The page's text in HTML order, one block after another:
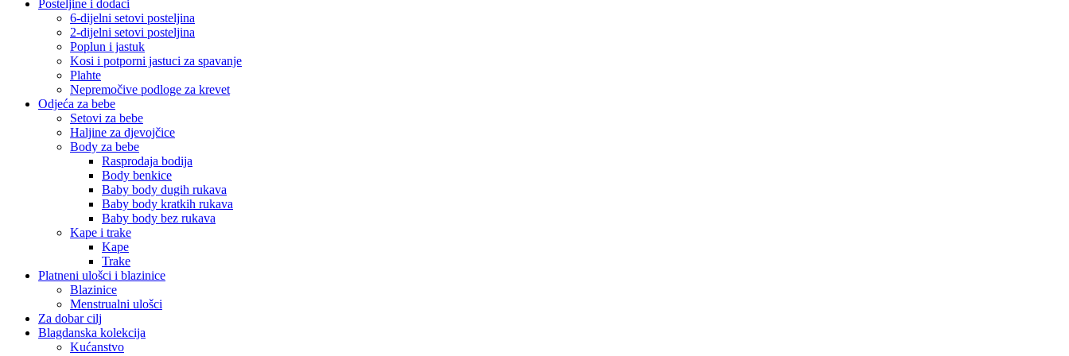
Posteljine i dodaci
6-dijelni setovi posteljina
2-dijelni setovi posteljina
Poplun i jastuk
Kosi i potporni jastuci za spavanje
Plahte
Nepremočive podloge za krevet
Odjeća za bebe
Setovi za bebe
Haljine za djevojčice
Body za bebe
Rasprodaja bodija
Body benkice
Baby body dugih rukava
Baby body kratkih rukava
Baby body bez rukava
Kape i trake
Kape
Trake
Platneni ulošci i blazinice
Blazinice
Menstrualni ulošci
Za dobar cilj
Blagdanska kolekcija
Kućanstvo